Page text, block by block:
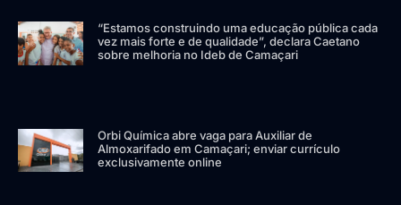
“Estamos construindo uma educação pública cada
vez mais forte e de qualidade”, declara Caetano
sobre melhoria no Ideb de Camaçari
Orbi Química abre vaga para Auxiliar de
Almoxarifado em Camaçari; enviar currículo
exclusivamente online